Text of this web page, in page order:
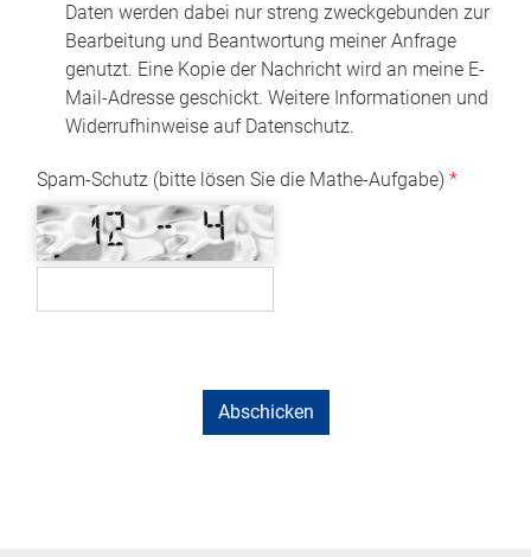
Daten werden dabei nur streng zweckgebunden zur
Bearbeitung und Beantwortung meiner Anfrage
genutzt. Eine Kopie der Nachricht wird an meine E-
Mail-Adresse geschickt. Weitere Informationen und
Widerrufhinweise auf Datenschutz.
Spam-Schutz (bitte lösen Sie die Mathe-Aufgabe)